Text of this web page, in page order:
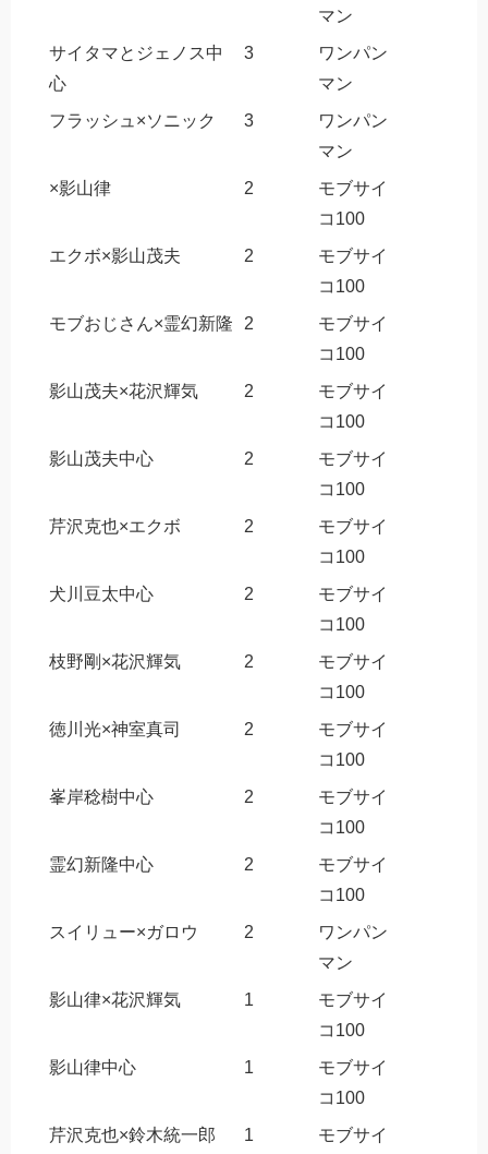
マン
サイタマとジェノス中
心
3
ワンパン
マン
フラッシュ×ソニック
3
ワンパン
マン
×影山律
2
モブサイ
コ100
エクボ×影山茂夫
2
モブサイ
コ100
モブおじさん×霊幻新隆
2
モブサイ
コ100
影山茂夫×花沢輝気
2
モブサイ
コ100
影山茂夫中心
2
モブサイ
コ100
芹沢克也×エクボ
2
モブサイ
コ100
犬川豆太中心
2
モブサイ
コ100
枝野剛×花沢輝気
2
モブサイ
コ100
徳川光×神室真司
2
モブサイ
コ100
峯岸稔樹中心
2
モブサイ
コ100
霊幻新隆中心
2
モブサイ
コ100
スイリュー×ガロウ
2
ワンパン
マン
影山律×花沢輝気
1
モブサイ
コ100
影山律中心
1
モブサイ
コ100
芹沢克也×鈴木統一郎
1
モブサイ